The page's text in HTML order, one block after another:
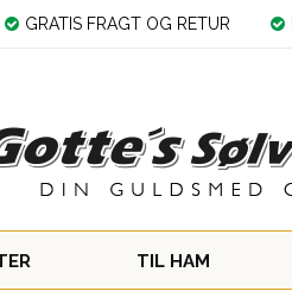
GRATIS FRAGT OG RETUR
TIL HAM